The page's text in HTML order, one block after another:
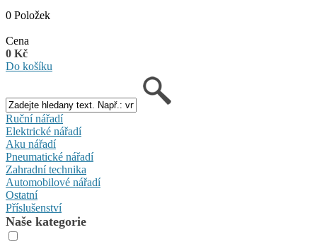
0 Položek
Cena
0 Kč
Do košíku
Ruční nářadí
Elektrické nářadí
Aku nářadí
Pneumatické nářadí
Zahradní technika
Automobilové nářadí
Ostatní
Příslušenství
Naše kategorie